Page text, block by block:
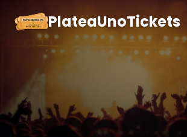
PlateaUnoTickets